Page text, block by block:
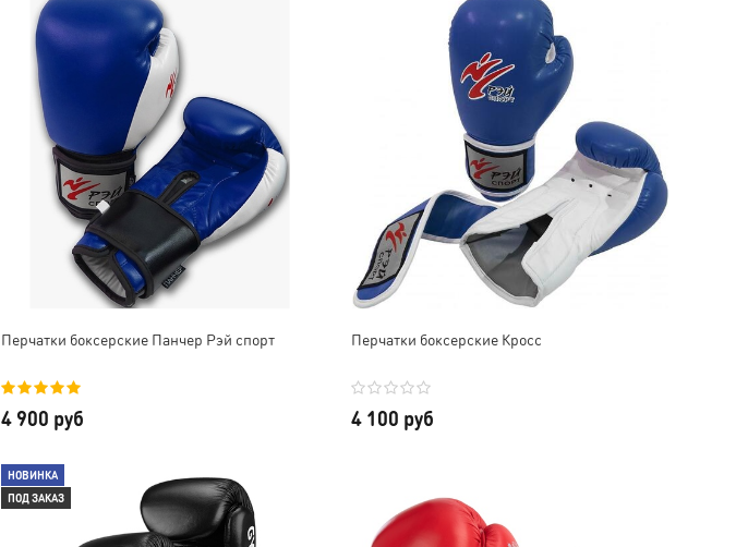
Перчатки боксерские Панчер Рэй спорт
4 900 руб
Перчатки боксерские Кросс
4 100 руб
НОВИНКА
ПОД ЗАКАЗ
В общем, очень довольны,
будем сотрудничать еще 😊
Отдельное спасибо за
скидку и наклейки, очень
приятно!